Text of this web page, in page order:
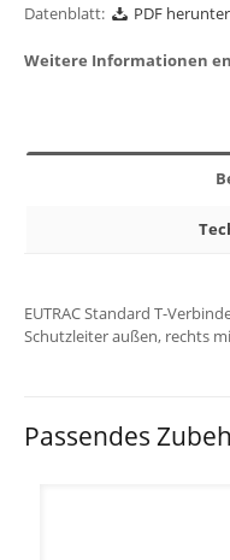
Datenblatt:
PDF
Weitere Informationen
EUTRAC Standard T-
Schutzleiter außen, rechts
Passendes